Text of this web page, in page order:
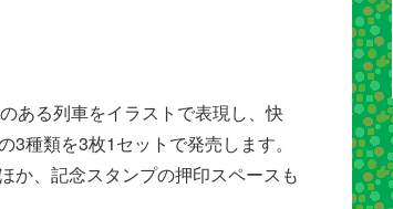
ある列車をイラストで表現し、快
種類を3枚1セットで発売します。
か、記念スタンプの押印スペースも